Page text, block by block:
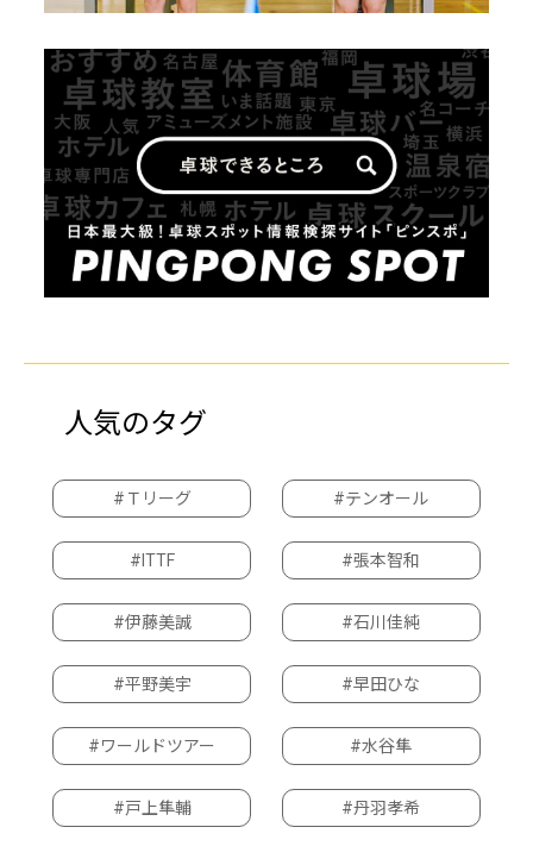
人気のタグ
#Ｔリーグ #テンオール
#ITTF #張本智和
#伊藤美誠 #石川佳純
#平野美宇 #早田ひな
#ワールドツアー #水谷隼
#戸上隼輔 #丹羽孝希